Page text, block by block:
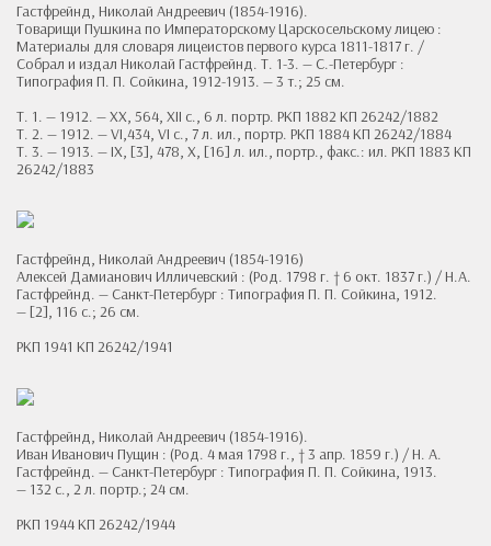
Гастфрейнд, Николай Андреевич (1854-1916).
Товарищи Пушкина по Императорскому Царскосельскому лицею :
Материалы для словаря лицеистов первого курса 1811-1817 г. /
Собрал и издал Николай Гастфрейнд. Т. 1-3. — С.-Петербург :
Типография П. П. Сойкина, 1912-1913. — 3 т.; 25 см.
Т. 1. — 1912. — XX, 564, XII с., 6 л. портр. РКП 1882 КП 26242/1882
Т. 2. — 1912. — VI,434, VI с., 7 л. ил., портр. РКП 1884 КП 26242/1884
Т. 3. — 1913. — IX, [3], 478, Х, [16] л. ил., портр., факс.: ил. РКП 1883 КП
26242/1883
Гастфрейнд, Николай Андреевич (1854-1916)
Алексей Дамианович Илличевский : (Род. 1798 г. † 6 окт. 1837 г.) / Н.А.
Гастфрейнд. — Санкт-Петербург : Типография П. П. Сойкина, 1912.
— [2], 116 с.; 26 см.
РКП 1941 КП 26242/1941
Гастфрейнд, Николай Андреевич (1854-1916).
Иван Иванович Пущин : (Род. 4 мая 1798 г., † 3 апр. 1859 г.) / Н. А.
Гастфрейнд. — Санкт-Петербург : Типография П. П. Сойкина, 1913.
— 132 с., 2 л. портр.; 24 см.
РКП 1944 КП 26242/1944